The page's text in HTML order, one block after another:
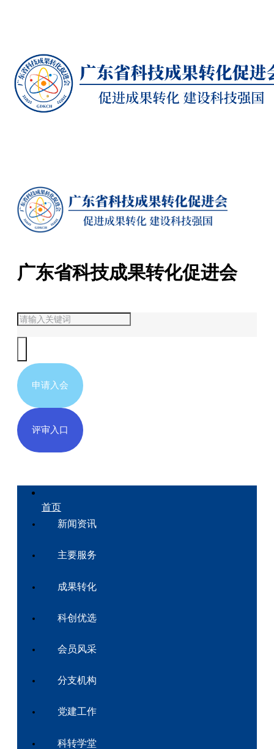
广东省科技成果转化促进会
申请入会
评审入口
首页
新闻资讯
主要服务
成果转化
科创优选
会员风采
分支机构
党建工作
科转学堂